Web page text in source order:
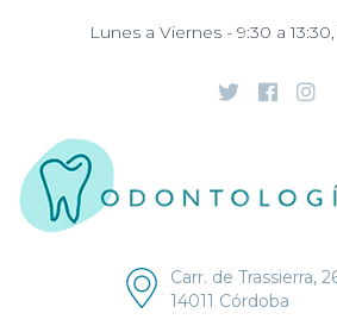
Lunes a Viernes - 9:30 a
Carr. de Trassierra,
14011 Córdoba